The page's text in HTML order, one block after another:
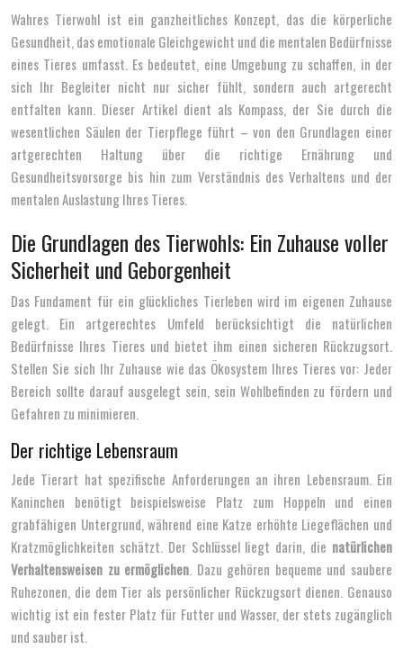
Wahres Tierwohl ist ein ganzheitliches Konzept, das die körperliche
Gesundheit, das emotionale Gleichgewicht und die mentalen Bedürfnisse
eines Tieres umfasst. Es bedeutet, eine Umgebung zu schaffen, in der
sich Ihr Begleiter nicht nur sicher fühlt, sondern auch artgerecht
entfalten kann. Dieser Artikel dient als Kompass, der Sie durch die
wesentlichen Säulen der Tierpflege führt – von den Grundlagen einer
artgerechten Haltung über die richtige Ernährung und
Gesundheitsvorsorge bis hin zum Verständnis des Verhaltens und der
mentalen Auslastung Ihres Tieres.
Die Grundlagen des Tierwohls: Ein Zuhause voller
Sicherheit und Geborgenheit
Das Fundament für ein glückliches Tierleben wird im eigenen Zuhause
gelegt. Ein artgerechtes Umfeld berücksichtigt die natürlichen
Bedürfnisse Ihres Tieres und bietet ihm einen sicheren Rückzugsort.
Stellen Sie sich Ihr Zuhause wie das Ökosystem Ihres Tieres vor: Jeder
Bereich sollte darauf ausgelegt sein, sein Wohlbefinden zu fördern und
Gefahren zu minimieren.
Der richtige Lebensraum
Jede Tierart hat spezifische Anforderungen an ihren Lebensraum. Ein
Kaninchen benötigt beispielsweise Platz zum Hoppeln und einen
grabfähigen Untergrund, während eine Katze erhöhte Liegeflächen und
Kratzmöglichkeiten schätzt. Der Schlüssel liegt darin, die natürlichen
Verhaltensweisen zu ermöglichen . Dazu gehören bequeme und saubere
Ruhezonen, die dem Tier als persönlicher Rückzugsort dienen. Genauso
wichtig ist ein fester Platz für Futter und Wasser, der stets zugänglich
und sauber ist.